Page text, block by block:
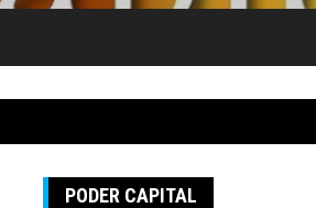
PODER CAPITAL